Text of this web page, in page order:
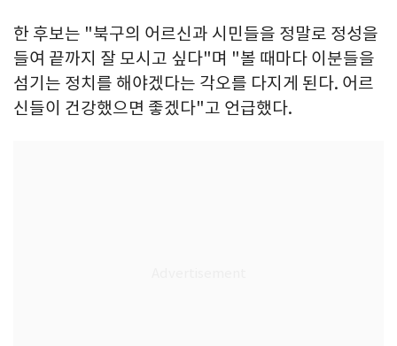
한 후보는 "북구의 어르신과 시민들을 정말로 정성을
들여 끝까지 잘 모시고 싶다"며 "볼 때마다 이분들을
섬기는 정치를 해야겠다는 각오를 다지게 된다. 어르
신들이 건강했으면 좋겠다"고 언급했다.